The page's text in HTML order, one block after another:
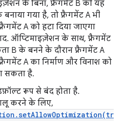
के बिना, फ़्रैगमेंट B की यह
गया है, तो फ़्रैगमेंट A भी
A को हटा दिया जाएगा
ऑप्टिमाइज़ेशन के साथ, फ़्रैगमेंट
B के बनने के दौरान फ़्रैगमेंट A
A का निर्माण और विनाश को
सकता है.
रूप से बंद होता है.
करने के लिए,